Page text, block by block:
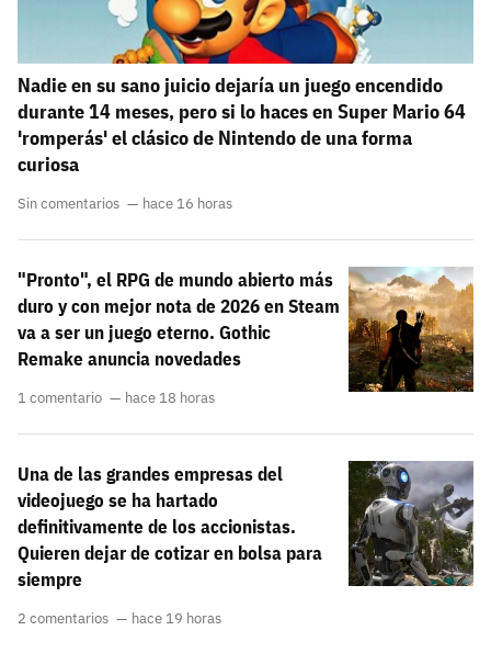
Nadie en su sano juicio dejaría un juego encendido
durante 14 meses, pero si lo haces en Super Mario 64
'romperás' el clásico de Nintendo de una forma
curiosa
Sin comentarios hace 16 horas
"Pronto", el RPG de mundo abierto más
duro y con mejor nota de 2026 en Steam
va a ser un juego eterno. Gothic
Remake anuncia novedades
1 comentario hace 18 horas
Una de las grandes empresas del
videojuego se ha hartado
definitivamente de los accionistas.
Quieren dejar de cotizar en bolsa para
siempre
2 comentarios hace 19 horas